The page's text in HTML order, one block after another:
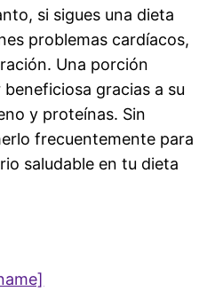
si sigues una dieta
problemas cardíacos,
Una porción
gracias a su
y proteínas. Sin
frecuentemente para
saludable en tu dieta